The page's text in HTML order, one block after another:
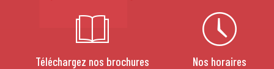
Téléchargez nos brochures Nos horaires